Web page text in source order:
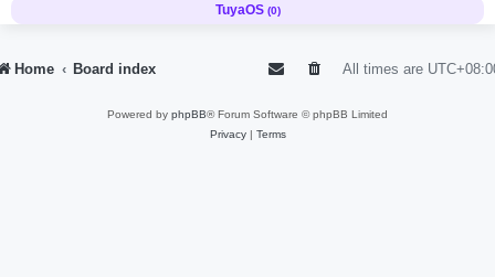
TuyaOS (0)
Home Board index All times are
Powered by phpBB® Forum Software © phpBB Limited
Privacy| Terms